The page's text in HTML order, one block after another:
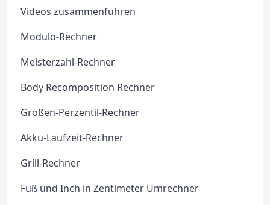
Videos zusammenführen
Modulo-Rechner
Meisterzahl-Rechner
Body Recomposition Rechner
Größen-Perzentil-Rechner
Akku-Laufzeit-Rechner
Grill-Rechner
Fuß und Inch in Zentimeter Umrechner